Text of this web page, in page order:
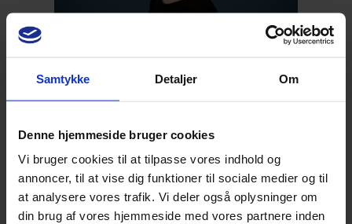
Samtykke Detaljer Om
Denne hjemmeside bruger cookies
Vi bruger cookies til at tilpasse vores indhold og
annoncer, til at vise dig funktioner til sociale medier og til
at analysere vores trafik. Vi deler også oplysninger om
din brug af vores hjemmeside med vores partnere inden
DentaNews I
MedAnne Mette Stougaard